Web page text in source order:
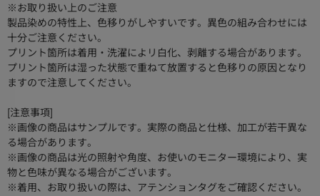
※お取り扱い上のご注意
製品染めの特性上、色移りがしやすいです。異色の組み合わせには
十分ご注意ください。
プリント箇所は着用・洗濯によリ白化、剥離する場合があります。
プリント箇所は湿った状態で重ねて放置すると色移りの原因となり
ますので注意してください。
[注意事項]
※画像の商品はサンプルです。実際の商品と仕様、加工が若干異な
る場合があります。
※画像の商品は光の照射や角度、お使いのモニター環境により、実
物と色味が異なる場合がございます。
※着用、お取り扱いの際は、アテンションタグをご確認ください。